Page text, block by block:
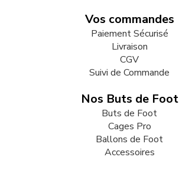
Vos commandes
Paiement Sécurisé
Livraison
CGV
Suivi de Commande
Nos Buts de Foot
Buts de Foot
Cages Pro
Ballons de Foot
Accessoires